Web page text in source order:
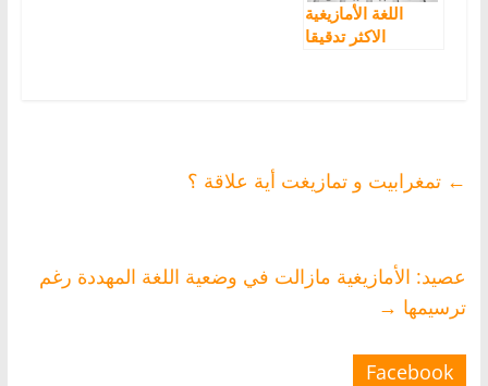
اللغة الأمازيغية
الاكثر تدقيقا
← تمغرابيت و تمازيغت أية علاقة ؟
عصيد: الأمازيغية مازالت في وضعية اللغة المهددة رغم
ترسيمها →
Facebook